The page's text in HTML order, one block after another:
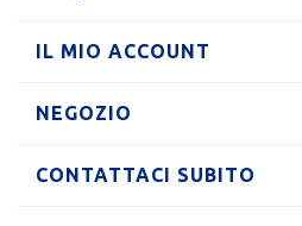
IL MIO ACCOUNT
NEGOZIO
CONTATTACI SUBITO